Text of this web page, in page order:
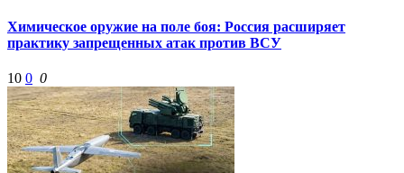
Химическое оружие на поле боя: Россия расширяет
практику запрещенных атак против ВСУ
10 0 0